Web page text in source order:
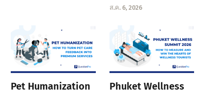
ส.ค. 6, 2026
Pet Humanization
Phuket Wellness